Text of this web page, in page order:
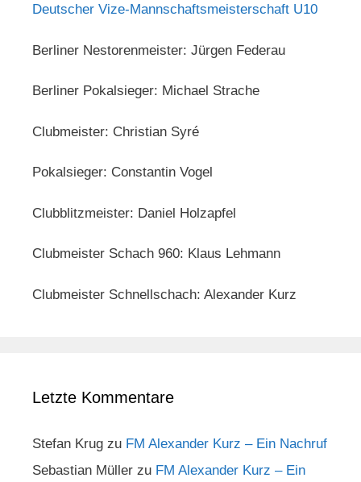
Deutscher Vize-Mannschaftsmeisterschaft U10
Berliner Nestorenmeister: Jürgen Federau
Berliner Pokalsieger: Michael Strache
Clubmeister: Christian Syré
Pokalsieger: Constantin Vogel
Clubblitzmeister: Daniel Holzapfel
Clubmeister Schach 960: Klaus Lehmann
Clubmeister Schnellschach: Alexander Kurz
Letzte Kommentare
Stefan Krug zu FM Alexander Kurz – Ein Nachruf
Sebastian Müller zu FM Alexander Kurz – Ein